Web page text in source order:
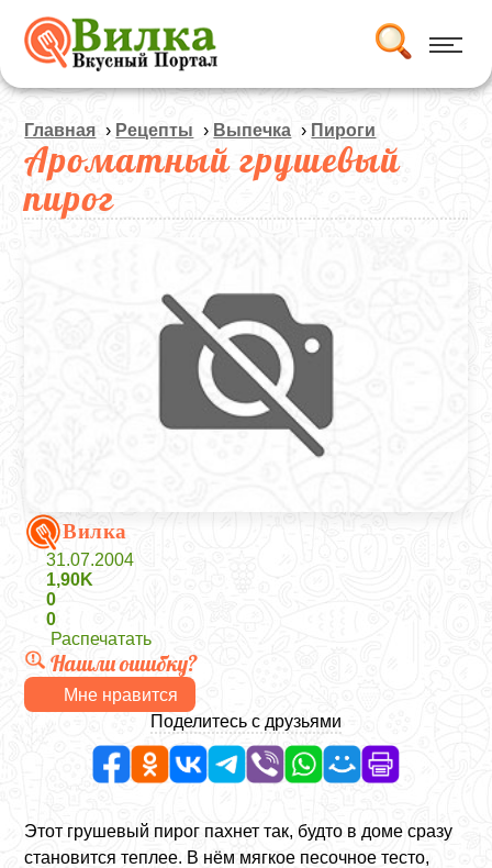
Главная › Рецепты › Выпечка › Пироги
Ароматный грушевый
пирог
Вилка
31.07.2004
1,90K
0
0
Распечатать
Нашли ошибку?
Мне нравится
Поделитесь с друзьями
Этот грушевый пирог пахнет так, будто в доме сразу
становится теплее. В нём мягкое песочное тесто,